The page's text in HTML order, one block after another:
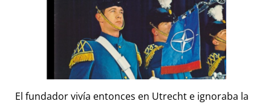
El fundador vivía entonces en Utrecht e ignoraba la